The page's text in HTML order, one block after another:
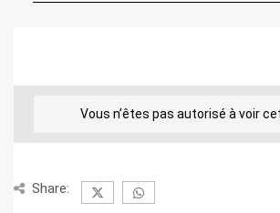
Vous n’êtes pas autorisé à voir
Share: